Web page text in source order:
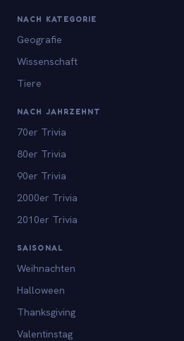
NACH KATEGORIE
Geografie
Wissenschaft
Tiere
NACH JAHRZEHNT
70er Trivia
80er Trivia
90er Trivia
2000er Trivia
2010er Trivia
SAISONAL
Weihnachten
Halloween
Thanksgiving
Valentinstag